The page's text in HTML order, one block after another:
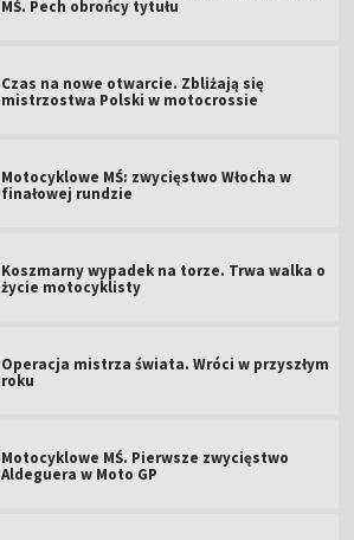
MŚ. Pech obrońcy tytułu
Czas na nowe otwarcie. Zbliżają się
mistrzostwa Polski w motocrossie
Motocyklowe MŚ: zwycięstwo Włocha w
finałowej rundzie
Koszmarny wypadek na torze. Trwa walka o
życie motocyklisty
Operacja mistrza świata. Wróci w przyszłym
roku
Motocyklowe MŚ. Pierwsze zwycięstwo
Aldeguera w Moto GP